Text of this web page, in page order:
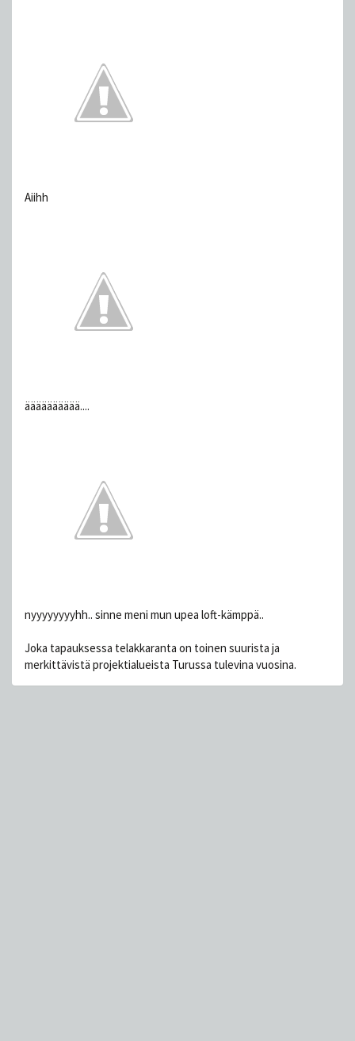
Aiihh
ääääääääää....
nyyyyyyyyhh.. sinne meni mun upea loft-kämppä..
Joka tapauksessa telakkaranta on toinen suurista ja
merkittävistä projektialueista Turussa tulevina vuosina.